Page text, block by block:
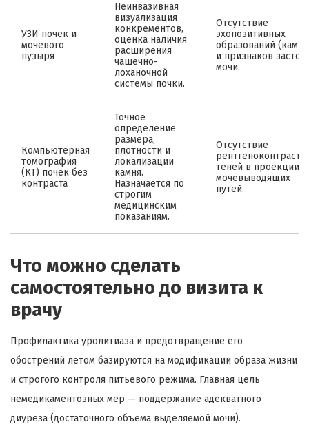
УЗИ почек и
мочевого
пузыря
Неинвазивная
визуализация
конкрементов,
оценка наличия
расширения
чашечно-
лоханочной
системы почки.
Отсутствие
эхопозитивных
образований
и признаков застоя
мочи.
Компьютерная
томография
(КТ) почек без
контраста
Точное
определение
размера,
плотности и
локализации
камня.
Назначается по
строгим
медицинским
показаниям.
Отсутствие
теней в проекции
мочевыводящих
путей.
Что можно сделать
самостоятельно до визита к
врачу
Профилактика уролитиаза и предотвращение его
обострений летом базируются на модификации образа жизни
и строгого контроля питьевого режима. Главная цель
немедикаментозных мер — поддержание адекватного
диуреза (достаточного объема выделяемой мочи).